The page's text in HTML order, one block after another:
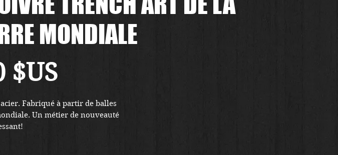
MONDIALE
$USPrix
Fabriqué à partir de balles
Un métier de nouveauté